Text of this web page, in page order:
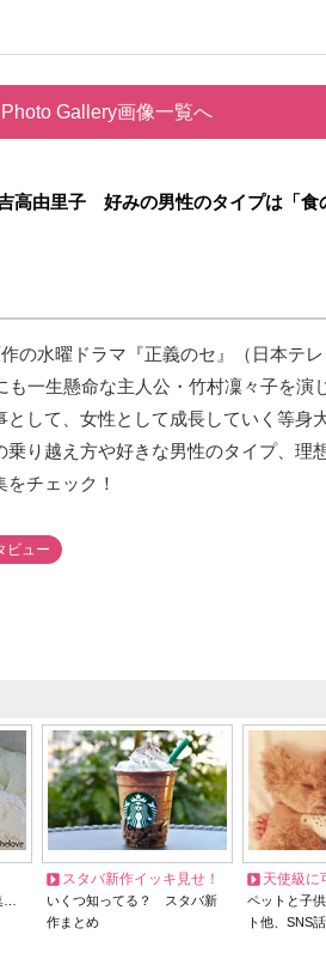
Gallery画像一覧へ
高由里子 好みの男性のタイプは「食
の水曜ドラマ『正義のセ』（日本テ
一生懸命な主人公・竹村凜々子を演
して、女性として成長していく等身
り越え方や好きな男性のタイプ、理
チェック！
ビュー
…
スタバ新作イッキ見せ！
いくつ知ってる？ スタバ新
作まとめ
天使級に
ペットと子
ト他、SNS